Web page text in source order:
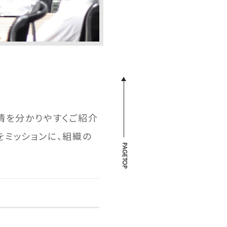
を分かりやすくご紹介
ッションに、組織の
PAGETOP